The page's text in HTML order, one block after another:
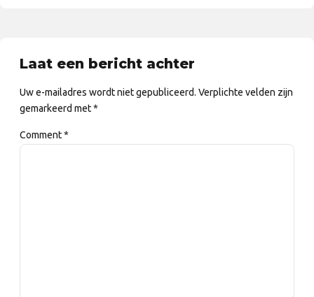
Laat een bericht achter
Uw e-mailadres wordt niet gepubliceerd. Verplichte velden zijn
gemarkeerd met *
Comment*